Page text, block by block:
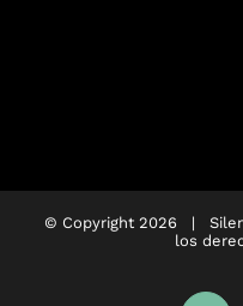
© Copyright 2026 |
los